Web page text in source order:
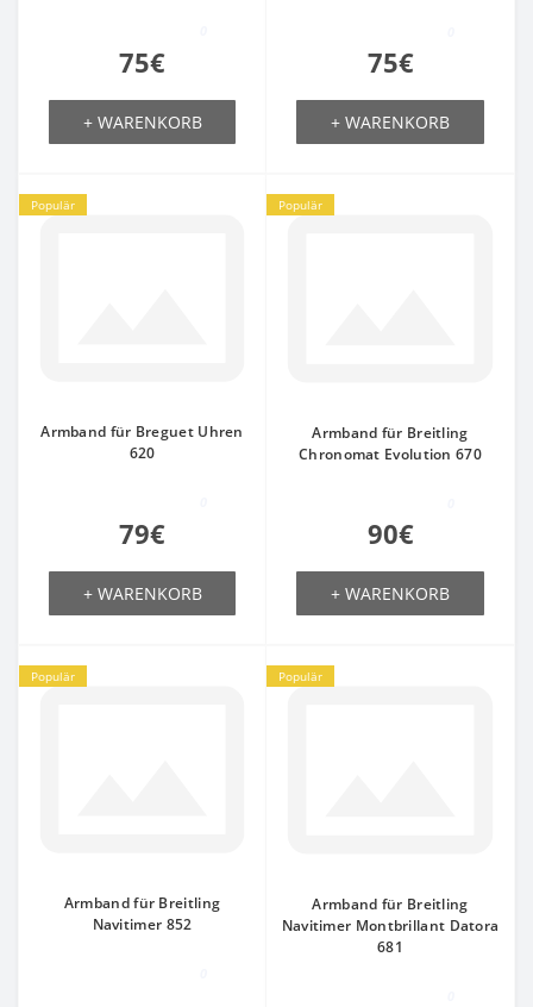
75€
+ WARENKORB
75€
+ WARENKORB
Populär
Armband für Breguet Uhren
620
79€
+ WARENKORB
Populär
Armband für Breitling
Chronomat Evolution 670
90€
+ WARENKORB
Populär
Armband für Breitling
Navitimer 852
Populär
Armband für Breitling
Navitimer Montbrillant Datora
681